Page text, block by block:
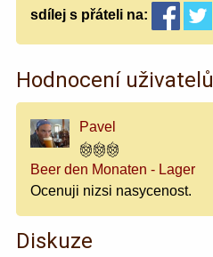
sdílej s přáteli na:
Hodnocení uživatelů
Pavel
Beer den Monaten - Lager
Ocenuji nizsi nasycenost.
Diskuze